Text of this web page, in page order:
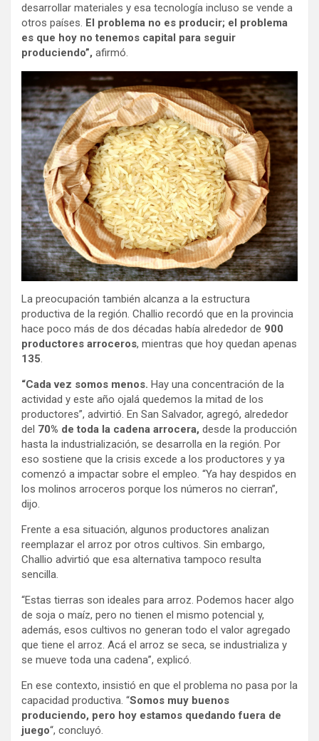
desarrollar materiales y esa tecnología incluso se vende a
otros países. El problema no es producir; el problema
es que hoy no tenemos capital para seguir
produciendo”, afirmó.
La preocupación también alcanza a la estructura
productiva de la región. Challio recordó que en la provincia
hace poco más de dos décadas había alrededor de 900
productores arroceros, mientras que hoy quedan apenas
135.
“Cada vez somos menos. Hay una concentración de la
actividad y este año ojalá quedemos la mitad de los
productores”, advirtió. En San Salvador, agregó, alrededor
del 70% de toda la cadena arrocera, desde la producción
hasta la industrialización, se desarrolla en la región. Por
eso sostiene que la crisis excede a los productores y ya
comenzó a impactar sobre el empleo. “Ya hay despidos en
los molinos arroceros porque los números no cierran”,
dijo.
Frente a esa situación, algunos productores analizan
reemplazar el arroz por otros cultivos. Sin embargo,
Challio advirtió que esa alternativa tampoco resulta
sencilla.
“Estas tierras son ideales para arroz. Podemos hacer algo
de soja o maíz, pero no tienen el mismo potencial y,
además, esos cultivos no generan todo el valor agregado
que tiene el arroz. Acá el arroz se seca, se industrializa y
se mueve toda una cadena”, explicó.
En ese contexto, insistió en que el problema no pasa por la
capacidad productiva. “Somos muy buenos
produciendo, pero hoy estamos quedando fuera de
juego“, concluyó.